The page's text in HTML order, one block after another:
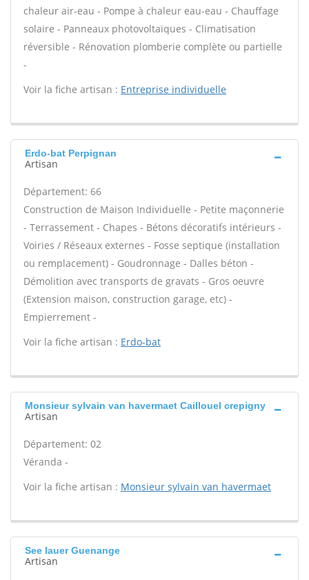
chaleur air-eau - Pompe à chaleur eau-eau - Chauffage
solaire - Panneaux photovoltaïques - Climatisation
réversible - Rénovation plomberie complète ou partielle
-
Voir la fiche artisan : Entreprise individuelle
Erdo-bat Perpignan
Artisan
Département: 66
Construction de Maison Individuelle - Petite maçonnerie
- Terrassement - Chapes - Bétons décoratifs intérieurs -
Voiries / Réseaux externes - Fosse septique (installation
ou remplacement) - Goudronnage - Dalles béton -
Démolition avec transports de gravats - Gros oeuvre
(Extension maison, construction garage, etc) -
Empierrement -
Voir la fiche artisan : Erdo-bat
Monsieur sylvain van havermaet Caillouel crepigny
Artisan
Département: 02
Véranda -
Voir la fiche artisan : Monsieur sylvain van havermaet
See lauer Guenange
Artisan